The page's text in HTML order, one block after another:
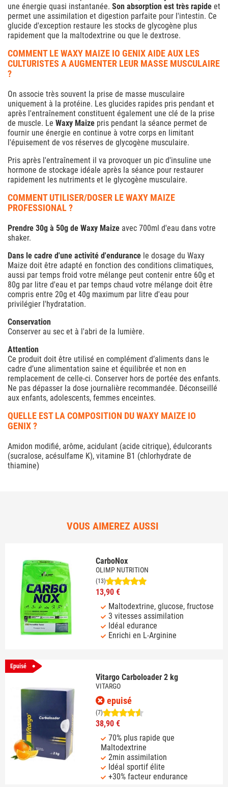
une énergie quasi instantanée. Son absorption est très rapide et
permet une assimilation et digestion parfaite pour l'intestin. Ce
glucide d'exception restaure les stocks de glycogène plus
rapidement que la maltodextrine ou que le dextrose.
COMMENT LE WAXY MAIZE IO GENIX AIDE AUX LES
CULTURISTES A AUGMENTER LEUR MASSE MUSCULAIRE
?
On associe très souvent la prise de masse musculaire
uniquement à la protéine. Les glucides rapides pris pendant et
après l'entraînement constituent également une clé de la prise
de muscle. Le Waxy Maize pris pendant la séance permet de
fournir une énergie en continue à votre corps en limitant
l'épuisement de vos réserves de glycogène musculaire.
Pris après l'entraînement il va provoquer un pic d'insuline une
hormone de stockage idéale après la séance pour restaurer
rapidement les nutriments et le glycogène musculaire.
COMMENT UTILISER/DOSER LE WAXY MAIZE
PROFESSIONAL ?
Prendre 30g à 50g de Waxy Maize avec 700ml d'eau dans votre
shaker.
Dans le cadre d'une activité d'endurance le dosage du Waxy
Maize doit être adapté en fonction des conditions climatiques,
aussi par temps froid votre mélange peut contenir entre 60g et
80g par litre d'eau et par temps chaud votre mélange doit être
compris entre 20g et 40g maximum par litre d'eau pour
privilégier l'hydratation.
Conservation
Conserver au sec et à l'abri de la lumière.
Attention
Ce produit doit être utilisé en complément d’aliments dans le
cadre d’une alimentation saine et équilibrée et non en
remplacement de celle-ci. Conserver hors de portée des enfants.
Ne pas dépasser la dose journalière recommandée. Déconseillé
aux enfants, adolescents, femmes enceintes.
QUELLE EST LA COMPOSITION DU WAXY MAIZE IO
GENIX ?
Amidon modifié, arôme, acidulant (acide citrique), édulcorants
(sucralose, acésulfame K), vitamine B1 (chlorhydrate de
thiamine)
VOUS AIMEREZ AUSSI
CarboNox
OLIMP NUTRITION
(13)
13,90 €
Maltodextrine, glucose, fructose
3 vitesses assimilation
Idéal edurance
Enrichi en L-Arginine
Epuisé
Vitargo Carboloader 2 kg
VITARGO
epuisé
(7)
38,90 €
70% plus rapide que
Maltodextrine
2min assimilation
Idéal sportif élite
+30% facteur endurance